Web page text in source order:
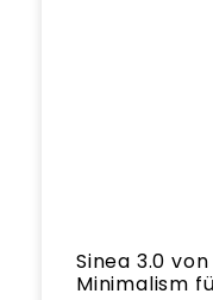
Sinea 3.0
Minimalism